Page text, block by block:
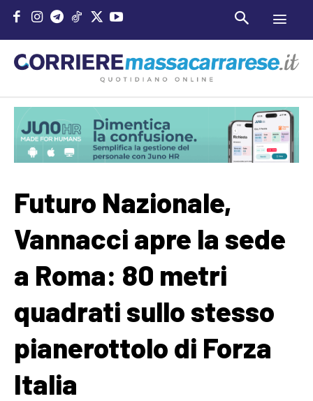
Futuro Nazionale,
Vannacci apre la sede
a Roma: 80 metri
quadrati sullo stesso
pianerottolo di Forza
Italia